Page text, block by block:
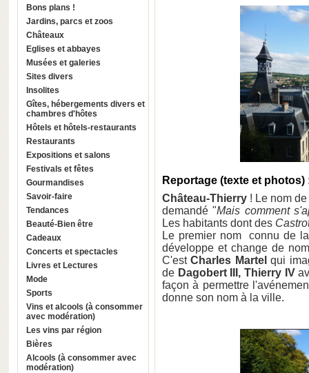
Bons plans !
Jardins, parcs et zoos
Châteaux
Eglises et abbayes
Musées et galeries
Sites divers
Insolites
Gîtes, hébergements divers et
chambres d'hôtes
Hôtels et hôtels-restaurants
Restaurants
Expositions et salons
Festivals et fêtes
Gourmandises
Savoir-faire
Tendances
Beauté-Bien être
Cadeaux
Concerts et spectacles
Livres et Lectures
Mode
Sports
Vins et alcools (à consommer
avec modération)
Les vins par région
Bières
Alcools (à consommer avec
modération)
Reportage (texte et
Château-Thierry ! Le nom
demandé "Mais comment
Les habitants dont des
Le premier nom connu de
développe et change de
C'estCharles Martel qui
de Dagobert III, Thierry IV
façon à permettre
donne son nom à la ville.